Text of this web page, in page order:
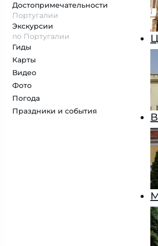
Достопримеча­тельности
Португалии
Экскурсии
по Португалии
Гиды
Карты
Видео
Фото
Погода
Праздники и события